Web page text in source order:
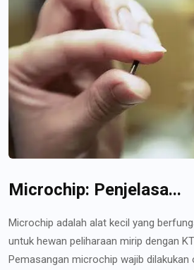
Microchip: Penjelasa...
Microchip adalah alat kecil yang
untuk hewan peliharaan mirip dengan
Pemasangan microchip wajib